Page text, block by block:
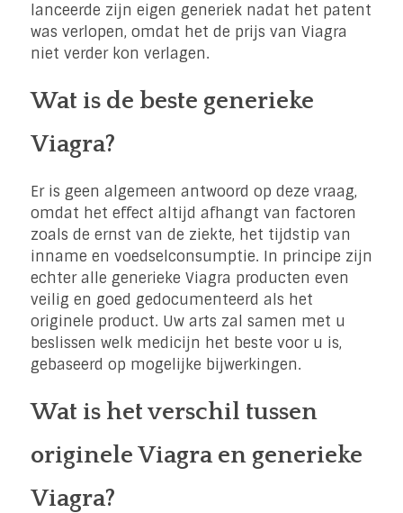
lanceerde zijn eigen generiek nadat het patent
was verlopen, omdat het de prijs van Viagra
niet verder kon verlagen.
Wat is de beste generieke
Viagra?
Er is geen algemeen antwoord op deze vraag,
omdat het effect altijd afhangt van factoren
zoals de ernst van de ziekte, het tijdstip van
inname en voedselconsumptie. In principe zijn
echter alle generieke Viagra producten even
veilig en goed gedocumenteerd als het
originele product. Uw arts zal samen met u
beslissen welk medicijn het beste voor u is,
gebaseerd op mogelijke bijwerkingen.
Wat is het verschil tussen
originele Viagra en generieke
Viagra?